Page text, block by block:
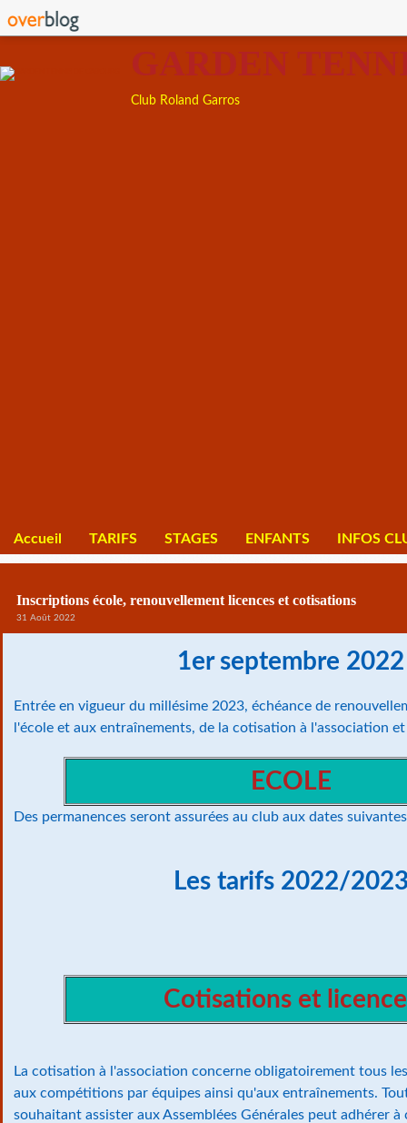
GARDEN
Club Roland Garros
Accueil TARIFS STAGES ENFANTS INFOS
Inscriptions école, renouvellement licences et cotisations
31 Août 2022
1er septembre 2022
Entrée en vigueur du millésime 2023, échéance de
l'école et aux entraînements, de la cotisation à l'association
ECOLE
Des permanences seront assurées au club aux dates
Les tarifs 2022/
Cotisations et
La cotisation à l'association concerne obligatoirement tous
aux compétitions par équipes ainsi qu'aux entraînements.
souhaitant assister aux Assemblées Générales peut adhérer